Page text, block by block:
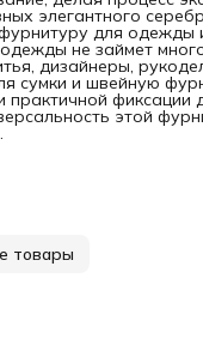
элегантного
для
не займет
дизайнеры,
сумки и швейную
фиксации
этой
товары